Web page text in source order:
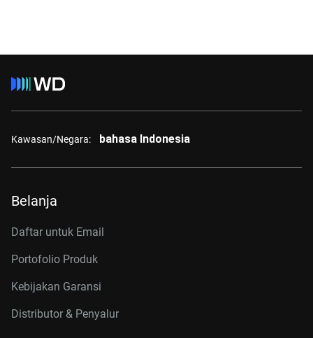
Kawasan/Negara: bahasa Indonesia
Belanja
Daftar untuk Email
Portofolio Produk
Kebijakan Garansi
Distributor & Penyalur